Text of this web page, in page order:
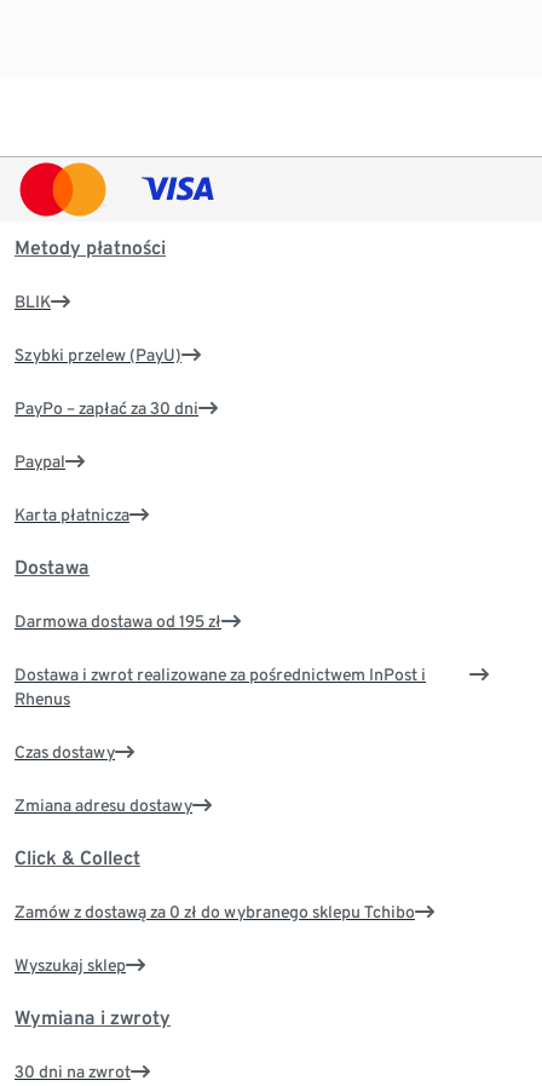
Metody płatności
BLIK
Szybki przelew (PayU)
PayPo – zapłać za 30 dni
Paypal
Karta płatnicza
Dostawa
Darmowa dostawa od 195 zł
Dostawa i zwrot realizowane za pośrednictwem InPost i
Rhenus
Czas dostawy
Zmiana adresu dostawy
Click & Collect
Zamów z dostawą za 0 zł do wybranego sklepu Tchibo
Wyszukaj sklep
Wymiana i zwroty
30 dni na zwrot